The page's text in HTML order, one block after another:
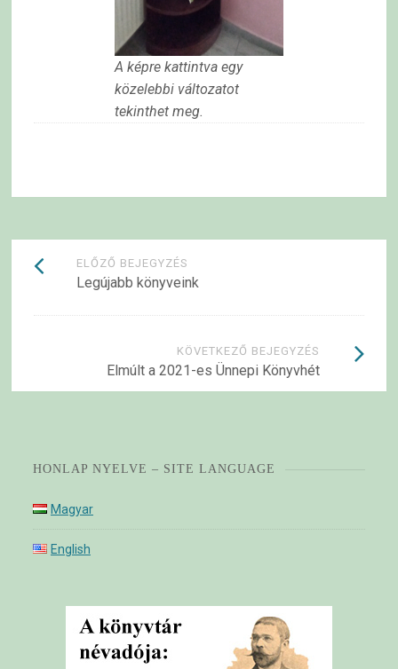
A képre kattintva egy
közelebbi változatot
tekinthet meg.
Bejegyzések
navigációja
ELŐZŐ BEJEGYZÉS
Legújabb könyveink
KÖVETKEZŐ BEJEGYZÉS
Elmúlt a 2021-es Ünnepi Könyvhét
HONLAP NYELVE – SITE LANGUAGE
Magyar
English